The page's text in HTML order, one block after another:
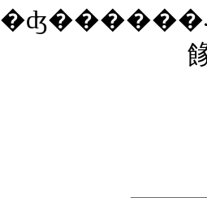
�ʤ������ޤޤǤ����ǥ����Ȥ������Ȥ��ʤ��Ȥ��ϡ������Ȥ�ɽ���������ˤ��Υ����ȴ����ͤξ�ǧ��ɬ�פǤ�����ǧ�����ޤǤϥ����Ȥ�ɽ������ʤ��ΤǤ��Ф